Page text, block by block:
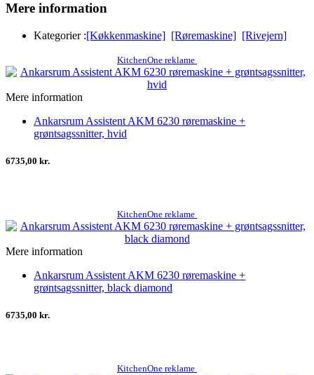
Mere information
Kategorier :[Køkkenmaskine] [Røremaskine] [Rivejern]
KitchenOne reklame
Mere information
Ankarsrum Assistent AKM 6230 røremaskine +
grøntsagssnitter, hvid
6735,00 kr.
KitchenOne reklame
Mere information
Ankarsrum Assistent AKM 6230 røremaskine +
grøntsagssnitter, black diamond
6735,00 kr.
KitchenOne reklame